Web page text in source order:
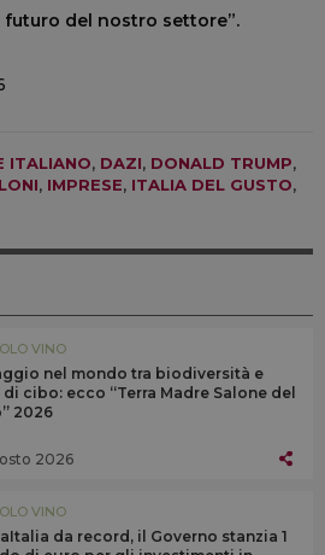
futuro del nostro settore”.
ITALIANO, DAZI, DONALD TRUMP,
, IMPRESE, ITALIA DEL GUSTO,
VINO
nel mondo tra biodiversità e
cibo: ecco “Terra Madre Salone del
2026
2026
VINO
da record, il Governo stanzia 1